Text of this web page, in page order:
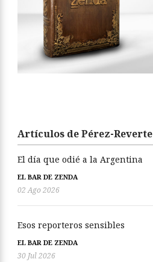
Artículos de Pérez-Reverte
El día que odié a la Argentina
EL BAR DE ZENDA
02 Ago 2026
Esos reporteros sensibles
EL BAR DE ZENDA
30 Jul 2026